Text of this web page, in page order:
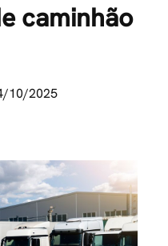
caminhão
10/2025